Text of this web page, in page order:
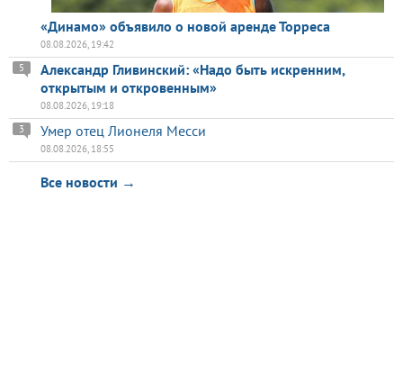
«Динамо» объявило о новой аренде Торреса
08.08.2026, 19:42
Александр Гливинский: «Надо быть искренним,
открытым и откровенным»
5
08.08.2026, 19:18
Умер отец Лионеля Месси
3
08.08.2026, 18:55
Все новости →